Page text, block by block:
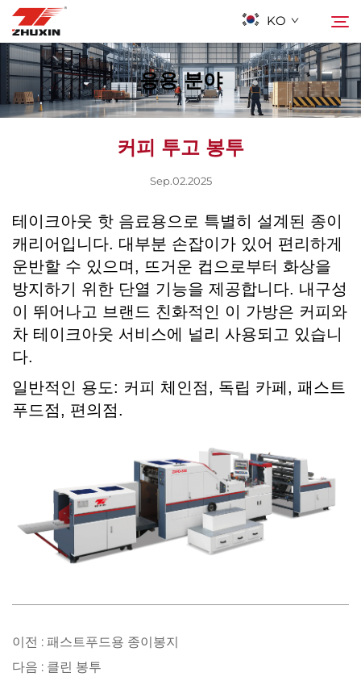
KO
제품
뉴스
연락하기
자주 묻는 질문
검색
응용 분야
커피 투고 봉투
Sep.02.2025
테이크아웃 핫 음료용으로 특별히 설계된 종이
캐리어입니다. 대부분 손잡이가 있어 편리하게
운반할 수 있으며, 뜨거운 컵으로부터 화상을
방지하기 위한 단열 기능을 제공합니다. 내구성
이 뛰어나고 브랜드 친화적인 이 가방은 커피와
차 테이크아웃 서비스에 널리 사용되고 있습니
다.
일반적인 용도: 커피 체인점, 독립 카페, 패스트
푸드점, 편의점.
이전 : 패스트푸드용 종이봉지
다음 : 클린 봉투